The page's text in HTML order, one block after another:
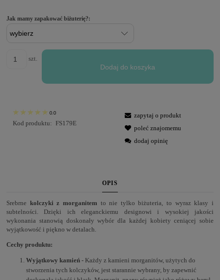
Jak mamy zapakować biżuterię?:
szt.
Dodaj do koszyka
0.0
Kod produktu: FS179E
zapytaj o produkt
poleć znajomemu
dodaj opinię
OPIS
Srebrne kolczyki z morganitem to nie tylko biżuteria, to wyraz klasy i
subtelności. Dzięki ich eleganckiemu designowi i wysokiej jakości
wykonania stanowią doskonały wybór dla każdej kobiety ceniącej sobie
wyjątkowość i piękno w detalach.
Cechy produktu:
Wyjątkowy kamień - Każdy z kamieni morganitów, użytych do
stworzenia tych kolczyków, jest starannie wybrany, by zapewnić